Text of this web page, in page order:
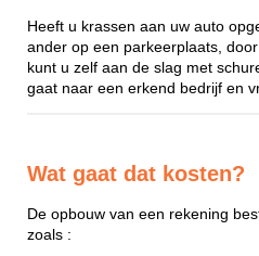
Heeft u krassen aan uw auto
ander op een parkeerplaats,
kunt u zelf aan de slag met
gaat naar een erkend bedrijf en
Wat gaat dat kosten?
De opbouw van een rekening
zoals :